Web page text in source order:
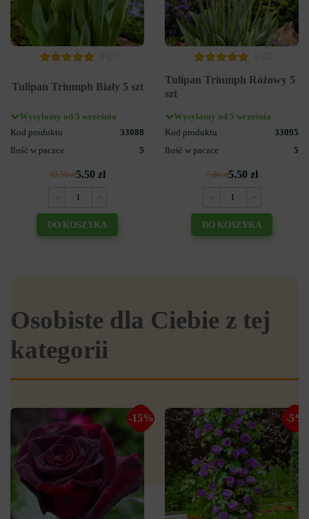
Tulipan Triumph Biały 5 szt
Wysyłamy od 5 września
Kod produktu
33088
Ilość w paczce
5
12.50 zł5.50 zł
DO KOSZYKA
Tulipan Triumph Różowy 5
szt
Wysyłamy od 5 września
Kod produktu
33095
Ilość w paczce
5
7.86 zł5.50 zł
DO KOSZYKA
Osobiste dla Ciebie z tej
kategorii
-15% -5%